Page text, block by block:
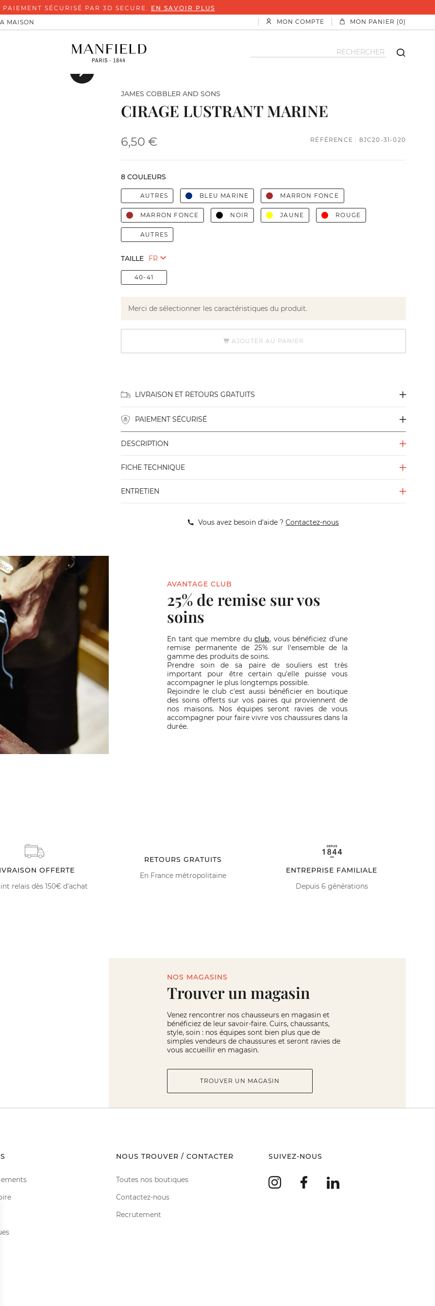
PAIEMENT SÉCURISÉ PAR 3D SECURE. EN SAVOIR PLUS
MAISON
MON COMPTE MON PANIER (0)
Suivant
JAMES COBBLER AND SONS
CIRAGE LUSTRANT MARINE
6,50 € RÉFÉRENCE : 8JC20-31-020
8 COULEURS
AUTRES BLEU MARINE MARRON FONCE
MARRON FONCE NOIR JAUNE ROUGE
AUTRES
TAILLE
40-41
Merci de sélectionner les caractéristiques du produit.
AJOUTER AU PANIER
LIVRAISON ET RETOURS GRATUITS
PAIEMENT SÉCURISÉ
DESCRIPTION
FICHE TECHNIQUE
ENTRETIEN
Vous avez besoin d'aide ? Contactez-nous
AVANTAGE CLUB
25% de remise sur vos
soins
En tant que membre duclub, vous bénéficiez d'une
remise permanente de 25% sur l'ensemble de la
gamme des produits de soins.
Prendre soin de sa paire de souliers est très
important pour être certain qu'elle puisse vous
accompagner le plus longtemps possible.
Rejoindre le club c'est aussi bénéficier en boutique
des soins offerts sur vos paires qui proviennent de
nos maisons. Nos équipes seront ravies de vous
accompagner pour faire vivre vos chaussures dans la
durée.
OFFERTE
relais dès 150€ d'achat
RETOURS GRATUITS
En France métropolitaine
ENTREPRISE FAMILIALE
Depuis 6 générations
NOS MAGASINS
Trouver un magasin
Venez rencontrer nos chausseurs en magasin et
bénéficiez de leur savoir-faire. Cuirs, chaussants,
style, soin : nos équipes sont bien plus que de
simples vendeurs de chaussures et seront ravies de
vous accueillir en magasin.
TROUVER UN MAGASIN
NOUS TROUVER / CONTACTER
Toutes nos boutiques
Contactez-nous
Recrutement
SUIVEZ-NOUS
InstagramFacebook
LinkedIn